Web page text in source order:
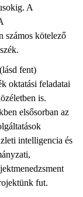
A
számos kötelező
fent)
oktatási feladatai
is.
elsősorban az
intelligencia és
fut.